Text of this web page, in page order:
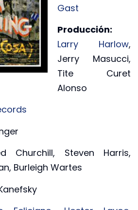
Gast
Producción:
Larry Harlow,
Jerry Masucci,
Tite Curet
Alonso
Churchill, Steven Harris,
Burleigh Wartes